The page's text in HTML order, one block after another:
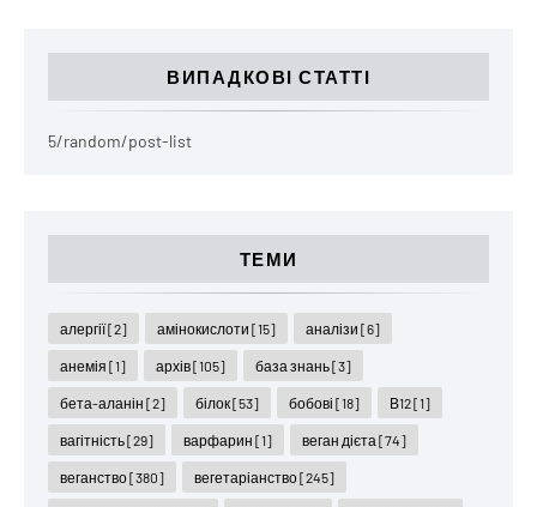
ВИПАДКОВІ СТАТТІ
5/random/post-list
ТЕМИ
алергії[2] амінокислоти [15] аналізи [6]
анемія [1] архів[105] база знань[3]
бета-аланін [2] білок[53] бобові [18] В12[1]
вагітність[29] варфарин [1] веган дієта [74]
веганство[380] вегетаріанство[245]